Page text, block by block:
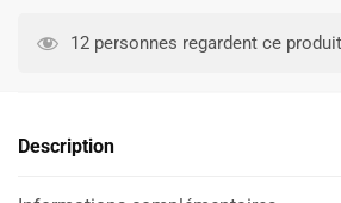
Barca
De
n
12 personnes regardent ce produit
Description